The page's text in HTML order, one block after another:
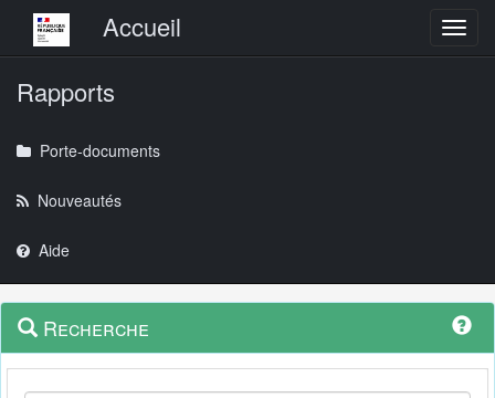
Menu principalAccueil
Rapports
Porte-documents
Nouveautés
Aide
Navigation
outils
Menu
contextuel
Recherche